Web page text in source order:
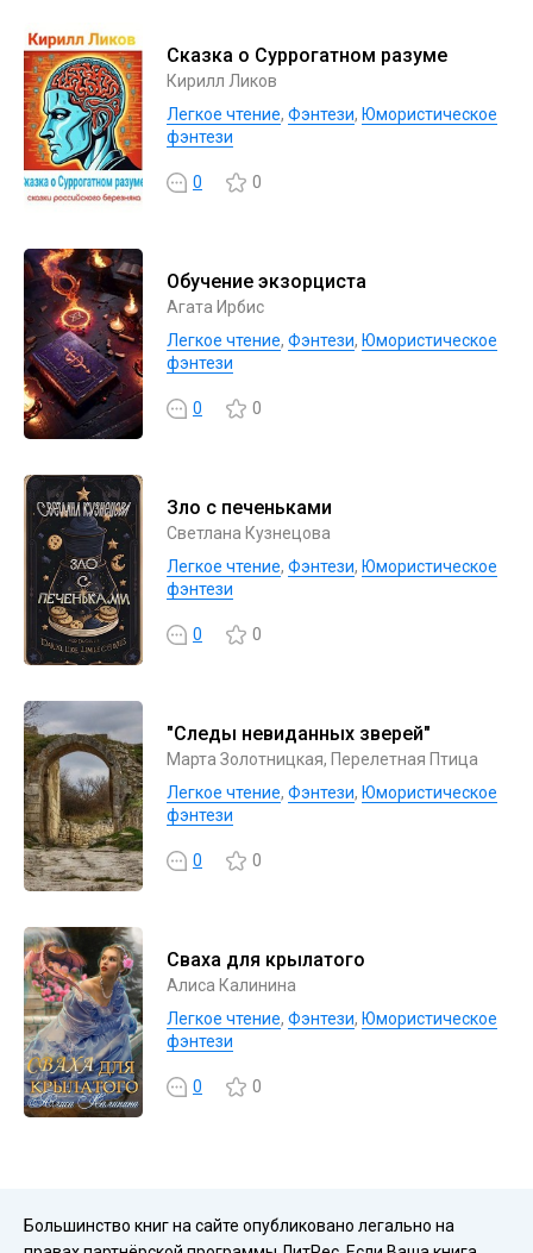
Сказка о Суррогатном разуме
Кирилл Ликов
Легкое чтение, Фэнтези, Юмористическое
фэнтези
0 0
Обучение экзорциста
Агата Ирбис
Легкое чтение, Фэнтези, Юмористическое
фэнтези
0 0
Зло с печеньками
Светлана Кузнецова
Легкое чтение, Фэнтези, Юмористическое
фэнтези
0 0
"Следы невиданных зверей"
Марта Золотницкая, Перелетная Птица
Легкое чтение, Фэнтези, Юмористическое
фэнтези
0 0
Сваха для крылатого
Алиса Калинина
Легкое чтение, Фэнтези, Юмористическое
фэнтези
0 0
Большинство книг на сайте опубликовано легально на